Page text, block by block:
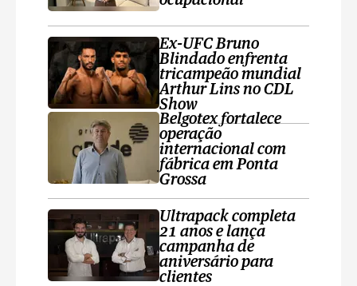
Ex-UFC Bruno
Blindado enfrenta
tricampeão mundial
Arthur Lins no CDL
Show
Belgotex fortalece
operação
internacional com
fábrica em Ponta
Grossa
Ultrapack completa
21 anos e lança
campanha de
aniversário para
clientes